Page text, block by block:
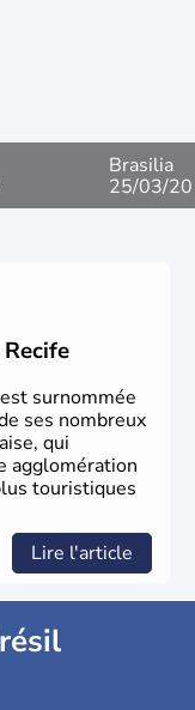
Brasilia
25/03/
surnommée
ses nombreux
qui
agglomération
touristiques
Lire l'article